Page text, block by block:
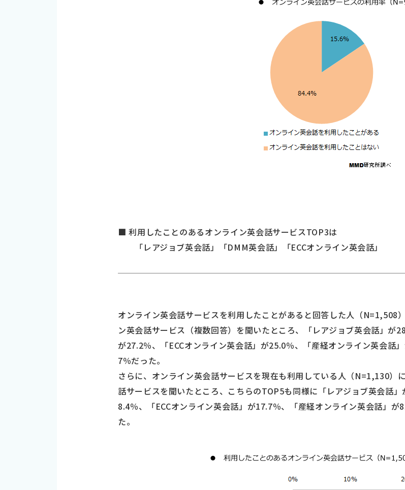
■ 利用したことのあるオンライン英会話サービスTOP3は
「レアジョブ英会話」「DMM英会話」「ECCオンライン英会話」
オンライン英会話サービスを利用したことがあると回答した人（N=1,508
ン英会話サービス（複数回答）を聞いたところ、「レアジョブ英会話」が
が27.2％、「ECCオンライン英会話」が25.0％、「産経オンライン英会話
7％だった。
さらに、オンライン英会話サービスを現在も利用している人（N=1,130）
話サービスを聞いたところ、こちらのTOP5も同様に「レアジョブ英会話
8.4％、「ECCオンライン英会話」が17.7％、「産経オンライン英会話」
た。